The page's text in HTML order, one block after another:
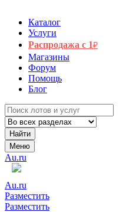
Каталог
Услуги
Распродажа с 1₽
Магазины
Форум
Помощь
Блог
Найти
Меню
Au.ru
Au.ru
Разместить
Разместить